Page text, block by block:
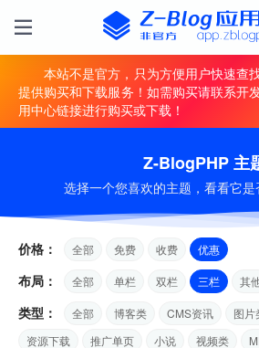
本站不是官方，只为方便用户快速查
提供购买和下载服务！如需购买请联系开
用中心链接进行购买或下载！
Z-BlogPHP 主
选择一个您喜欢的主题，看看它
价格： 全部 免费 收费 优惠
布局： 全部 单栏 双栏 三栏 其
类型： 全部 博客类 CMS资讯 图片
资源下载
推广单页 小说 视频类